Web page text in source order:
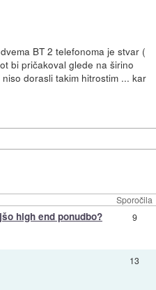
BT 2 telefonoma je stvar (
bi pričakoval glede na širino
dorasli takim hitrostim ... kar
Sporočila
high end ponudbo? 9
13